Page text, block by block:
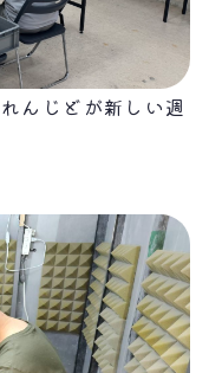
んじどが新しい週